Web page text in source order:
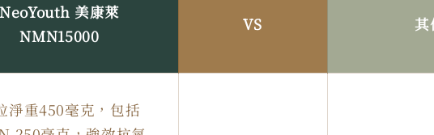
NeoYouth 美康萊
NMN15000
VS 其
淨重450毫克，包括